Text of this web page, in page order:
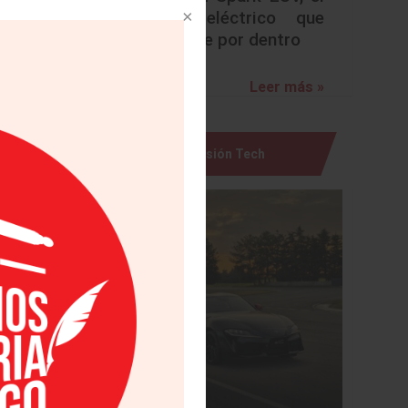
urbano eléctrico que
sorprende por dentro
Leer más »
Visión Tech